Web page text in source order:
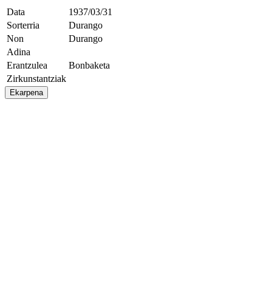
Data
1937/03/31
Sorterria
Durango
Non
Durango
Adina
Erantzulea
Bonbaketa
Zirkunstantziak